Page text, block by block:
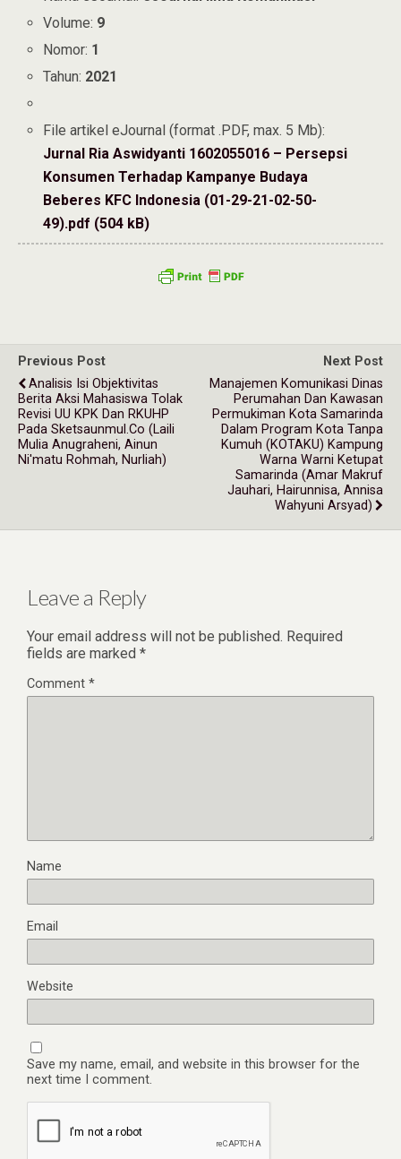
Volume: 9
Nomor: 1
Tahun: 2021
File artikel eJournal (format .PDF, max. 5 Mb):
Jurnal Ria Aswidyanti 1602055016 – Persepsi
Konsumen Terhadap Kampanye Budaya
Beberes KFC Indonesia (01-29-21-02-50-
49).pdf (504 kB)
Previous Post
Analisis Isi Objektivitas
Berita Aksi Mahasiswa Tolak
Revisi UU KPK Dan RKUHP
Pada Sketsaunmul.co (Laili
Mulia Anugraheni, Ainun
Ni'matu Rohmah, Nurliah)
Next Post
Manajemen Komunikasi Dinas
Perumahan Dan Kawasan
Permukiman Kota Samarinda
Dalam Program Kota Tanpa
Kumuh (KOTAKU) Kampung
Warna Warni Ketupat
Samarinda (Amar Makruf
Jauhari, Hairunnisa, Annisa
Wahyuni Arsyad)
Leave a Reply
Your email address will not be published. Required
fields are marked *
Comment *
Name
Email
Website
Save my name, email, and website in this browser for the
next time I comment.